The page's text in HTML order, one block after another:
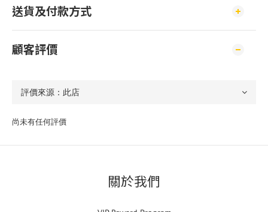
送貨及付款方式
顧客評價
尚未有任何評價
關於我們